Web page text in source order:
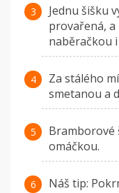
Jednu šišku
provařená,
naběračkou
Za stálého
smetanou a
Bramborové
omáčkou.
Náš tip: